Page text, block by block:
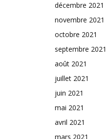
décembre 2021
novembre 2021
octobre 2021
septembre 2021
août 2021
juillet 2021
juin 2021
mai 2021
avril 2021
mars 2021